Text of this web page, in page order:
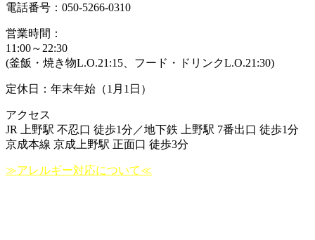
電話番号：050-5266-0310
営業時間：
11:00～22:30
(釜飯・焼き物L.O.21:15、フード・ドリンクL.O.21:30)
定休日：年末年始（1月1日）
アクセス
JR 上野駅 不忍口 徒歩1分／地下鉄 上野駅 7番出口 徒歩1分
京成本線 京成上野駅 正面口 徒歩3分
≫アレルギー対応について≪